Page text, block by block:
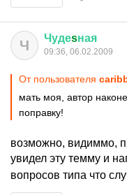
Ч Чудеsная
09:36, 06.02.2009
От пользователя
мать моя, автор
поправку!
возможно, видиммо,
увидел эту темму и
вопросов типа что